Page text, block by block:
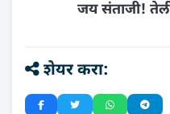
जय संताजी!
शेयर करा: